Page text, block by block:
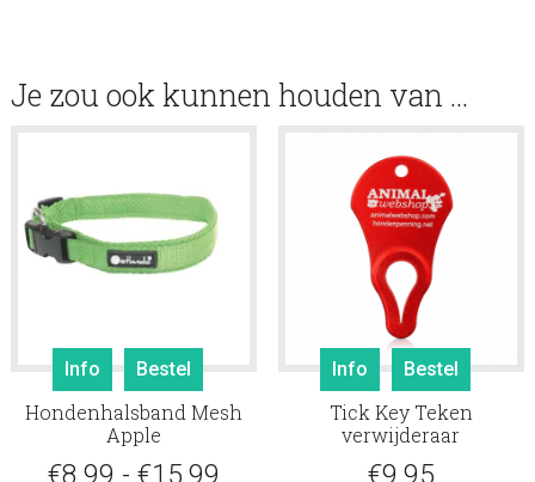
Je zou ook kunnen houden van …
Info Bestel
Dit
heeft
variaties.
Hondenhalsband Mesh
Apple
€8.99 - €15.99
Info Bestel
Tick Key Teken
verwijderaar
€9.95